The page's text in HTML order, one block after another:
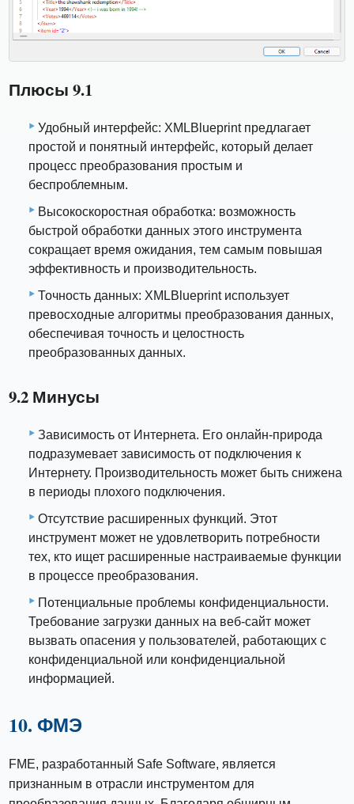
Плюсы 9.1
Удобный интерфейс: XMLBlueprint предлагает
простой и понятный интерфейс, который делает
процесс преобразования простым и
беспроблемным.
Высокоскоростная обработка: возможность
быстрой обработки данных этого инструмента
сокращает время ожидания, тем самым повышая
эффективность и производительность.
Точность данных: XMLBlueprint использует
превосходные алгоритмы преобразования данных,
обеспечивая точность и целостность
преобразованных данных.
9.2 Минусы
Зависимость от Интернета. Его онлайн-природа
подразумевает зависимость от подключения к
Интернету. Производительность может быть снижена
в периоды плохого подключения.
Отсутствие расширенных функций. Этот
инструмент может не удовлетворить потребности
тех, кто ищет расширенные настраиваемые функции
в процессе преобразования.
Потенциальные проблемы конфиденциальности.
Требование загрузки данных на веб-сайт может
вызвать опасения у пользователей, работающих с
конфиденциальной или конфиденциальной
информацией.
10. ФМЭ
FME, разработанный Safe Software, является
признанным в отрасли инструментом для